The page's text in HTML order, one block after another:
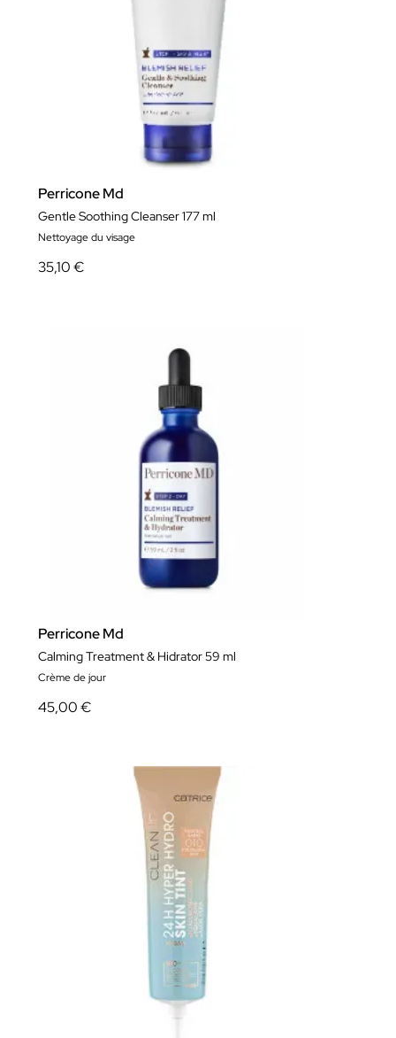
Perricone Md
Gentle Soothing Cleanser 177 ml
Nettoyage du visage
35,10 €
Perricone Md
Calming Treatment & Hidrator 59 ml
Crème de jour
45,00 €